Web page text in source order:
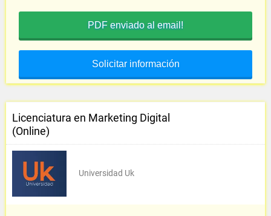
PDF enviado al email!
Solicitar información
Licenciatura en Marketing Digital
(Online)
Universidad Uk